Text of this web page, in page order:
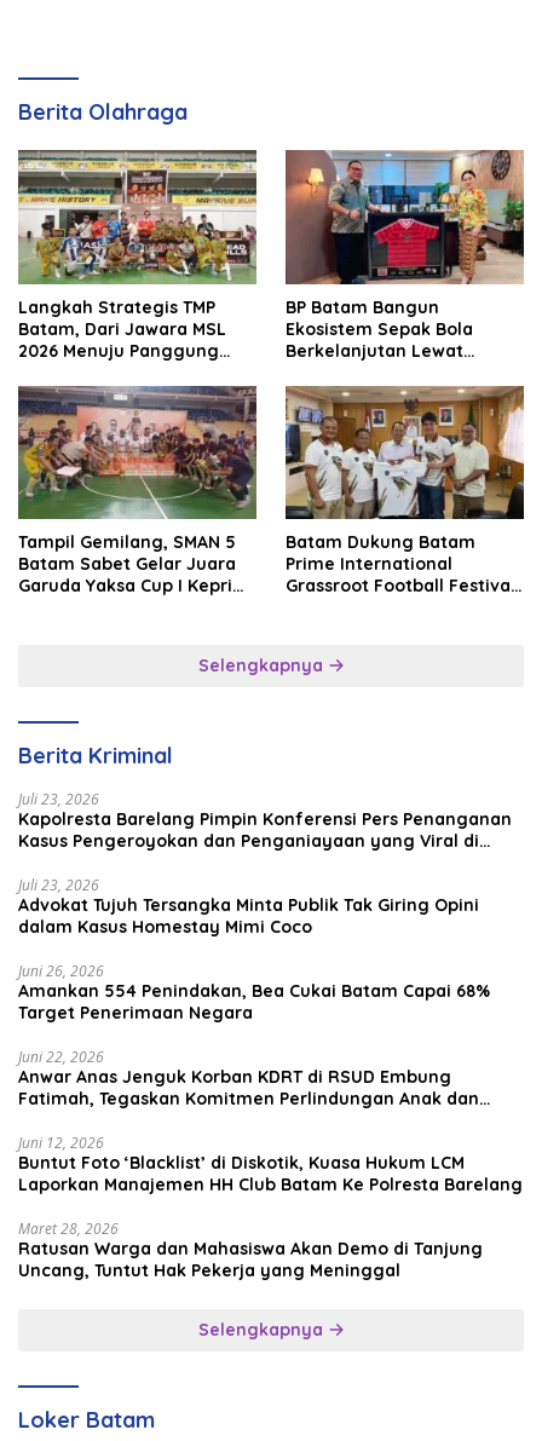
Berita Olahraga
Langkah Strategis TMP
Batam, Dari Jawara MSL
2026 Menuju Panggung
BP Batam Bangun
Ekosistem Sepak Bola
Berkelanjutan Lewat
Tampil Gemilang, SMAN 5
Batam Sabet Gelar Juara
Garuda Yaksa Cup I Kepri
Batam Dukung Batam
Prime International
Grassroot Football Festival
Brunei–Malaysia
Selengkapnya
Berita Kriminal
Juli 23, 2026
Kapolresta Barelang Pimpin Konferensi Pers Penanganan
Kasus Pengeroyokan dan Penganiayaan yang Viral di
Juli 23, 2026
Advokat Tujuh Tersangka Minta Publik Tak Giring Opini
dalam Kasus Homestay Mimi Coco
Juni 26, 2026
Amankan 554 Penindakan, Bea Cukai Batam Capai 68%
Target Penerimaan Negara
Juni 22, 2026
Anwar Anas Jenguk Korban KDRT di RSUD Embung
Fatimah, Tegaskan Komitmen Perlindungan Anak dan
Juni 12, 2026
Buntut Foto ‘Blacklist’ di Diskotik, Kuasa Hukum LCM
Laporkan Manajemen HH Club Batam Ke Polresta Barelang
Maret 28, 2026
Ratusan Warga dan Mahasiswa Akan Demo di Tanjung
Uncang, Tuntut Hak Pekerja yang Meninggal
Selengkapnya
Loker Batam